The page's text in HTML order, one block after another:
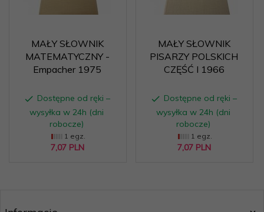
MAŁY SŁOWNIK
MATEMATYCZNY -
Empacher 1975
Dostępne od ręki –
wysyłka w 24h (dni
robocze)
1 egz.
7,07 PLN
MAŁY SŁOWNIK
PISARZY POLSKICH
CZĘŚĆ I 1966
Dostępne od ręki –
wysyłka w 24h (dni
robocze)
1 egz.
7,07 PLN